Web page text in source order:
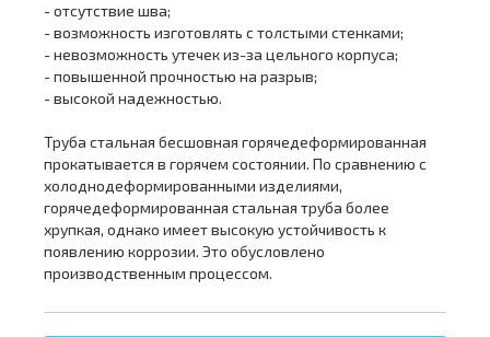
- отсутствие шва;
- возможность изготовлять с толстыми стенками;
- невозможность утечек из-за цельного корпуса;
- повышенной прочностью на разрыв;
- высокой надежностью.
Труба стальная бесшовная горячедеформированная
прокатывается в горячем состоянии. По сравнению с
холоднодеформированными изделиями,
горячедеформированная стальная труба более
хрупкая, однако имеет высокую устойчивость к
появлению коррозии. Это обусловлено
производственным процессом.